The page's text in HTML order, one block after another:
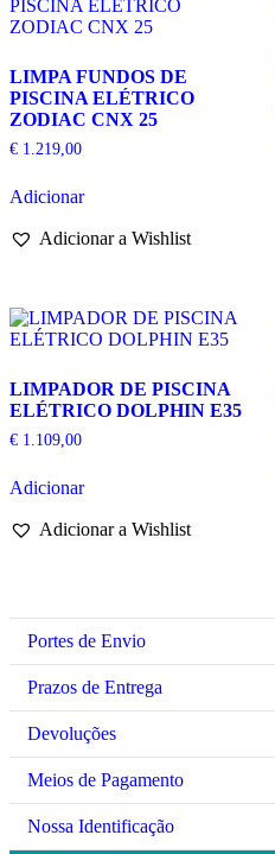
LIMPA FUNDOS DE
PISCINA ELÉTRICO
ZODIAC CNX 25
€ 1.219,00
Adicionar
Adicionar a Wishlist
LIMPADOR DE PISCINA
ELÉTRICO DOLPHIN E35
€ 1.109,00
Adicionar
Adicionar a Wishlist
Portes de Envio
Prazos de Entrega
Devoluções
Meios de Pagamento
Nossa Identificação